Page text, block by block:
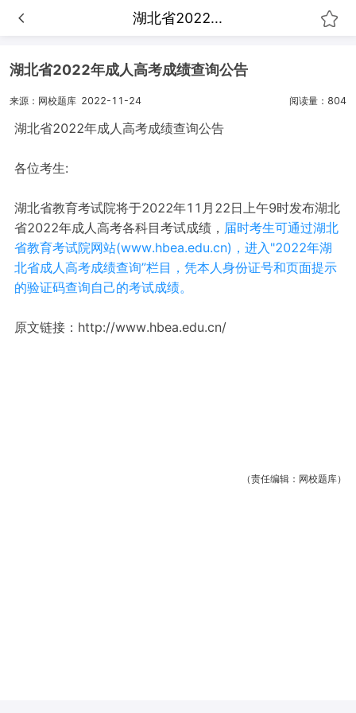
湖北省2022...
湖北省2022年成人高考成绩查询公告
来源：网校题库 2022-11-24 阅读量：804
湖北省2022年成人高考成绩查询公告
各位考生:
湖北省教育考试院将于2022年11月22日上午9时发布湖北
省2022年成人高考各科目考试成绩， 届时考生可通过湖北
省教育考试院网站(www.hbea.edu.cn)，进入"2022年湖
北省成人高考成绩查询”栏目，凭本人身份证号和页面提示
的验证码查询自己的考试成绩。
原文链接：http://www.hbea.edu.cn/
（责任编辑：网校题库）